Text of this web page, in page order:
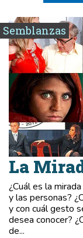
Semblanzas
La
¿Cuál es la
y las personas?
y con cuál gesto
desea conocer?
de...